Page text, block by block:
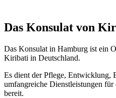
Das Konsulat von
Das Konsulat in Hamburg ist ein
Kiribati in Deutschland.
Es dient der Pflege, Entwicklung,
umfangreiche Dienstleistungen
bereit.